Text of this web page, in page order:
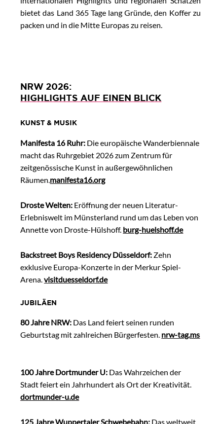
bietet das Land 365 Tage lang Gründe, den Koffer zu
packen und in die Mitte Europas zu reisen.
NRW 2026:
HIGHLIGHTS AUF EINEN BLICK
KUNST & MUSIK
Manifesta 16 Ruhr: Die europäische Wanderbiennale
macht das Ruhrgebiet 2026 zum Zentrum für
zeitgenössische Kunst in außergewöhnlichen
Räumen. manifesta16.org
Droste Welten: Eröffnung der neuen Literatur-
Erlebniswelt im Münsterland rund um das Leben von
Annette von Droste-Hülshoff. burg-huelshoff.de
Backstreet Boys Residency Düsseldorf: Zehn
exklusive Europa-Konzerte in der Merkur Spiel-
Arena.visitduesseldorf.de
JUBILÄEN
80 Jahre NRW: Das Land feiert seinen runden
Geburtstag mit zahlreichen Bürgerfesten. nrw-tag.ms
100 Jahre Dortmunder U: Das Wahrzeichen der
Stadt feiert ein Jahrhundert als Ort der Kreativität.
dortmunder-u.de
125 Jahre Wuppertaler Schwebebahn: Das weltweit